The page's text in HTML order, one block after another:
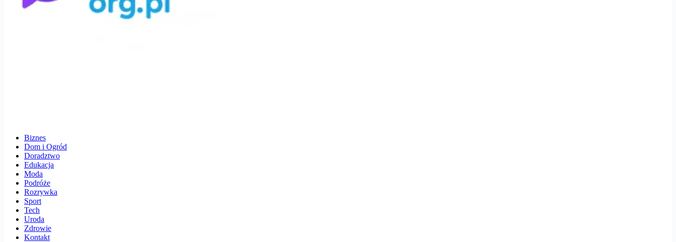
Biznes
Dom i Ogród
Doradztwo
Edukacja
Moda
Podróże
Rozrywka
Sport
Tech
Uroda
Zdrowie
Kontakt